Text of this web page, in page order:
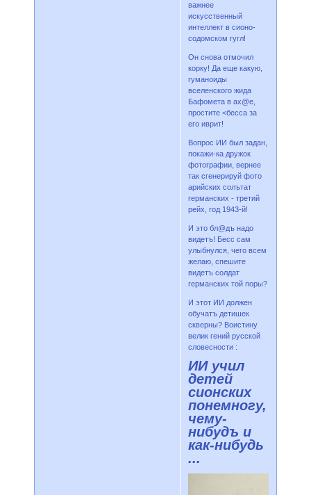
важнее
искусственный
интеллект в сионо-
содомском гугл!
Он снова отмочил
корку! Да еще какую,
гуманоиды
вселенского жида
Бафомета в ах@е,
простите <бесса за
его иврит!
Вопрос ИИ был задан,
покажи-ка дружок
фотографии, вернее
так сгенерируй фото
арийских солътат
германских - третий
рейх, год 1943-й!
И это бл@дъ надо
видетъ! Бесс сам
улыбнулся, чего всем
желаю, спешите
видетъ солдат
германских той поры?
И этот ИИ должен
обучатъ детишек
скверны? Воистину
велик гений русской
словесности :
ИИ учил
детей
сионских
понемногу,
чему-
нибудъ и
как-нибудь
...